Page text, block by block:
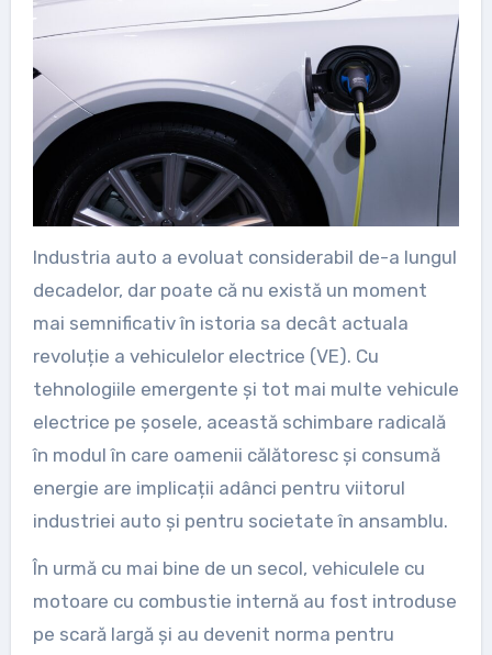
Industria auto a evoluat considerabil de-a lungul
decadelor, dar poate că nu există un moment
mai semnificativ în istoria sa decât actuala
revoluție a vehiculelor electrice (VE). Cu
tehnologiile emergente și tot mai multe vehicule
electrice pe șosele, această schimbare radicală
în modul în care oamenii călătoresc și consumă
energie are implicații adânci pentru viitorul
industriei auto și pentru societate în ansamblu.
În urmă cu mai bine de un secol, vehiculele cu
motoare cu combustie internă au fost introduse
pe scară largă și au devenit norma pentru